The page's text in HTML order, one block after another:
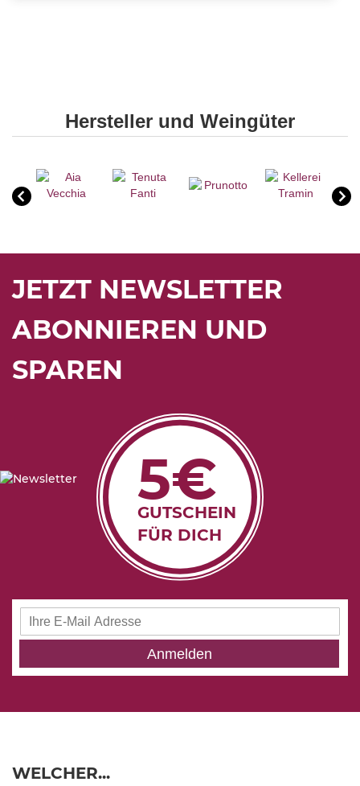
Hersteller und Weingüter
JETZT NEWSLETTER
ABONNIEREN UND
SPAREN
5€
GUTSCHEIN
FÜR DICH
Anmeldung
zum
Anmelden
WELCHER...